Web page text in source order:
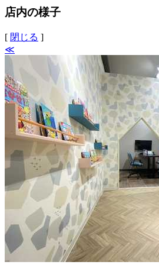
店内の様子
[ 閉じる ]
≪